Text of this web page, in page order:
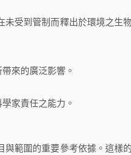
受到管制而釋出於環境之生
來的廣泛影響。
家責任之能力。
與範圍的重要參考依據。這樣